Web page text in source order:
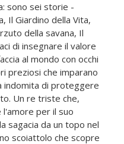
sono sei storie -
Il Giardino della Vita,
della savana, Il
di insegnare il valore
al mondo con occhi
preziosi che imparano
indomita di proteggere
Un re triste che,
per il suo
sagacia da un topo nel
scoiattolo che scopre